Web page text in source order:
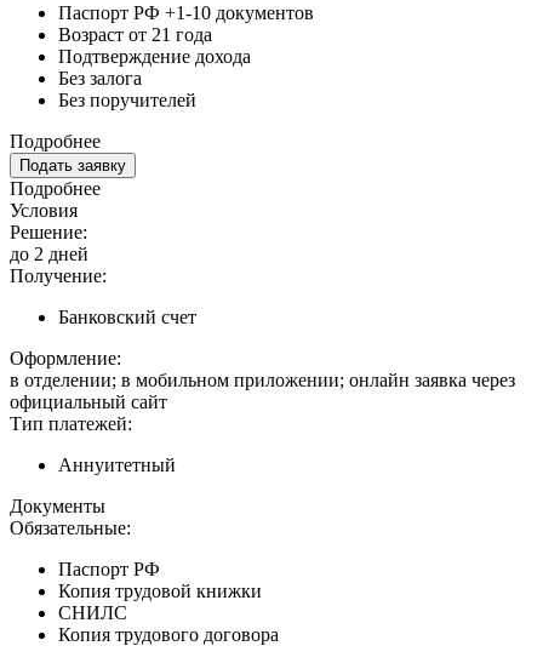
Паспорт РФ +1-10 документов
Возраст от 21 года
Подтверждение дохода
Без залога
Без поручителей
Подробнее
Подать заявку
Подробнее
Условия
Решение:
до 2 дней
Получение:
Банковский счет
Оформление:
в отделении; в мобильном приложении; онлайн заявка через
официальный сайт
Тип платежей:
Аннуитетный
Документы
Обязательные:
Паспорт РФ
Копия трудовой книжки
СНИЛС
Копия трудового договора